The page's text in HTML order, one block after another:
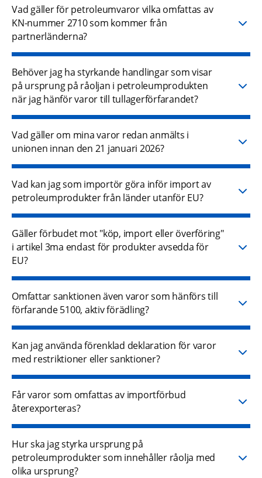
Vad gäller för petroleumvaror vilka omfattas av
KN-nummer 2710 som kommer från
partnerländerna?
Behöver jag ha styrkande handlingar som visar
på ursprung på råoljan i petroleumprodukten
när jag hänför varor till tullagerförfarandet?
Vad gäller om mina varor redan anmälts i
unionen innan den 21 januari 2026?
Vad kan jag som importör göra inför import av
petroleumprodukter från länder utanför EU?
Gäller förbudet mot "köp, import eller överföring"
i artikel 3ma endast för produkter avsedda för
EU?
Omfattar sanktionen även varor som hänförs till
förfarande 5100, aktiv förädling?
Kan jag använda förenklad deklaration för varor
med restriktioner eller sanktioner?
Får varor som omfattas av importförbud
återexporteras?
Hur ska jag styrka ursprung på
petroleumprodukter som innehåller råolja med
olika ursprung?